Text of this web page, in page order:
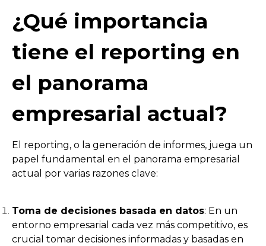
¿Qué importancia
tiene el reporting en
el panorama
empresarial actual?
El reporting, o la generación de informes, juega un
papel fundamental en el panorama empresarial
actual por varias razones clave:
Toma de decisiones basada en datos: En un
entorno empresarial cada vez más competitivo, es
crucial tomar decisiones informadas y basadas en